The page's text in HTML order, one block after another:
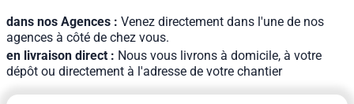
dans nos Agences : Venez directement dans l'une de nos
agences à côté de chez vous.
en livraison direct : Nous vous livrons à domicile, à votre
dépôt ou directement à l'adresse de votre chantier